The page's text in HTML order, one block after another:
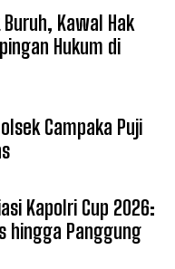
Buruh, Kawal Hak
Hukum di
Campaka Puji
Kapolri Cup 2026:
hingga Panggung